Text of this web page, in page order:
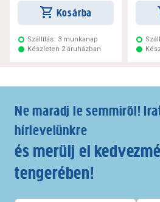
Kosárba
Szállítás: 3 munkanap
Készleten 2 áruházban
Ne maradj le semmiről!
hírlevelünkre
és merülj el
tengerében!